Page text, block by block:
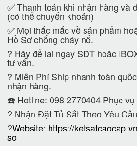
✅ Thanh toán khi nhận hàng và
(có thể chuyển khoản)
✅ Mọi thắc mắc về sản phẩm
Hồ Sơ chống cháy nổ.
? Hãy để lại ngay SĐT hoặc
tư vấn.
? Miễn Phí Ship nhanh toàn
nhận hàng.
☎️ Hotline: 098 2770404 Phục vụ
? Nhận Đặt Tủ Sắt Theo Yêu
?Website: https://
so